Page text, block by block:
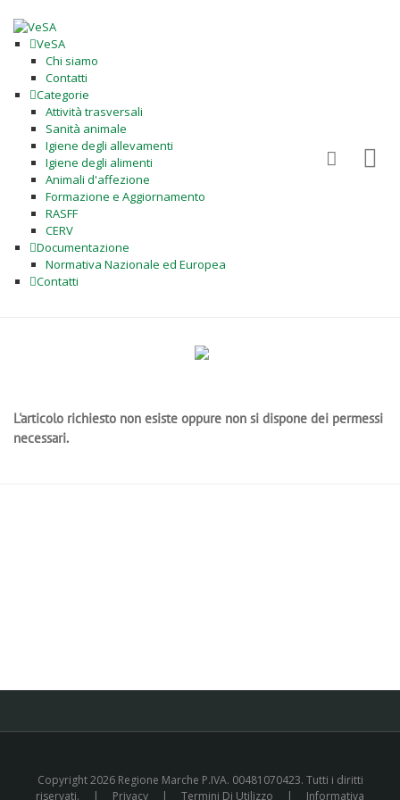
VeSA
Chi siamo
Contatti
Categorie
Attività trasversali
Sanità animale
Igiene degli allevamenti
Igiene degli alimenti
Animali d'affezione
Formazione e Aggiornamento
RASFF
CERV
Documentazione
Normativa Nazionale ed Europea
Contatti
L'articolo richiesto non esiste oppure non si dispone dei permessi
necessari.
Copyright 2026 Regione Marche P.IVA. 00481070423. Tutti i diritti
riservati.
| Privacy | Termini Di Utilizzo | Informativa